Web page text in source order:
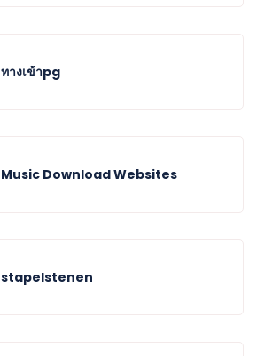
ทางเข้าpg
Music Download Websites
stapelstenen